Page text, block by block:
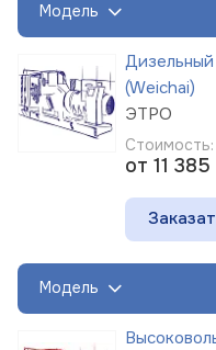
Модель
(Weichai)
ЭТРО
Стоимость:
от 11
Модель